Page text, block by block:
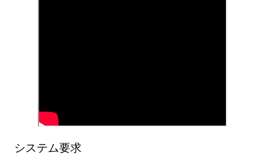
システム要求